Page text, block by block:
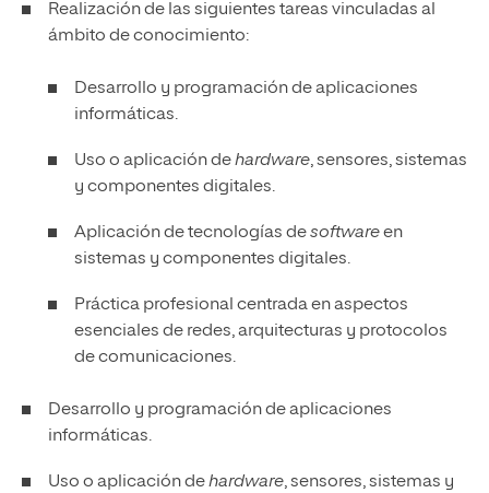
Realización de las siguientes tareas vinculadas al
ámbito de conocimiento:
Desarrollo y programación de aplicaciones
informáticas.
Uso o aplicación dehardware, sensores, sistemas
y componentes digitales.
Aplicación de tecnologías desoftwareen
sistemas y componentes digitales.
Práctica profesional centrada en aspectos
esenciales de redes, arquitecturas y protocolos
de comunicaciones.
Desarrollo y programación de aplicaciones
informáticas.
Uso o aplicación dehardware, sensores, sistemas y